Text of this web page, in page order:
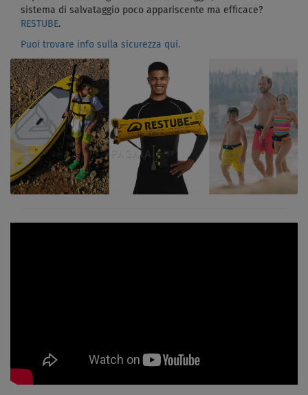
sistema di salvataggio poco appariscente ma efficace?
RESTUBE.
Puoi trovare info sulla sicurezza qui.